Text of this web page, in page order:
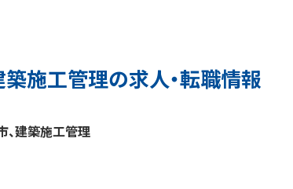
築施工管理の求人・転職情報
、建築施工管理